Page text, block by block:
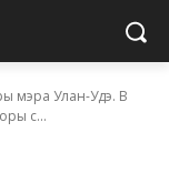
мэра Улан-Удэ. В
с...